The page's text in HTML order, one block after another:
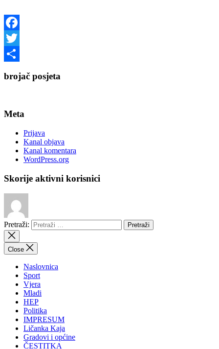
Facebook
Twitter
brojač posjeta
Meta
Prijava
Kanal objava
Kanal komentara
WordPress.org
Skorije aktivni korisnici
Pretraži:
Close
Naslovnica
Sport
Vjera
Mladi
HEP
Politika
IMPRESUM
Ličanka Kaja
Gradovi i općine
ČESTITKA